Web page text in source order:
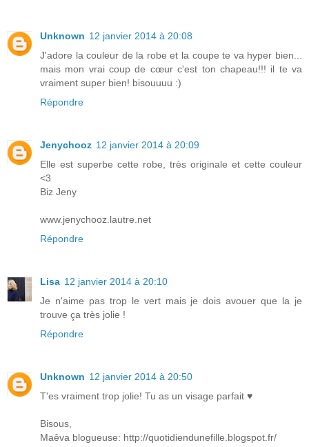
Unknown 12 janvier 2014 à 20:08
J'adore la couleur de la robe et la coupe te va hyper bien...
mais mon vrai coup de cœur c'est ton chapeau!!! il te va
vraiment super bien! bisouuuu :)
Répondre
Jenychooz 12 janvier 2014 à 20:09
Elle est superbe cette robe, très originale et cette couleur
<3
Biz Jeny
www.jenychooz.lautre.net
Répondre
Lisa 12 janvier 2014 à 20:10
Je n'aime pas trop le vert mais je dois avouer que la je
trouve ça très jolie !
Répondre
Unknown 12 janvier 2014 à 20:50
T'es vraiment trop jolie! Tu as un visage parfait ♥
Bisous,
Maêva blogueuse: http://quotidiendunefille.blogspot.fr/